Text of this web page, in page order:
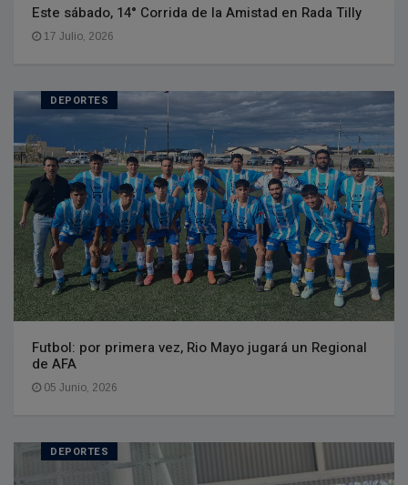
Este sábado, 14° Corrida de la Amistad en Rada Tilly
17 Julio, 2026
DEPORTES
Futbol: por primera vez, Rio Mayo jugará un Regional
de AFA
05 Junio, 2026
DEPORTES